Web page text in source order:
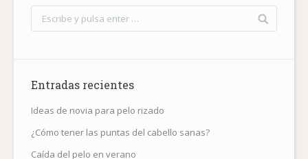
Entradas recientes
Ideas de novia para pelo rizado
¿Cómo tener las puntas del cabello sanas?
Caída del pelo en verano